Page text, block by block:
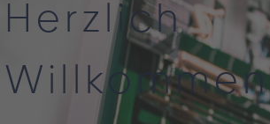
Herzlich
Willkommen